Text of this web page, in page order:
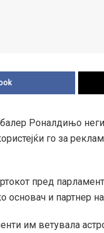
Роналдињо
го за
пред
основач и партнер
им ветувала